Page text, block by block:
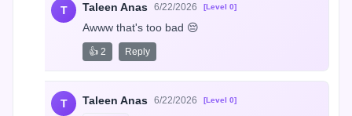
T Taleen Anas 6/22/2026 [Level 0]
Awww that's too bad 😔
👍 2 Reply
T Taleen Anas 6/22/2026 [Level 0]